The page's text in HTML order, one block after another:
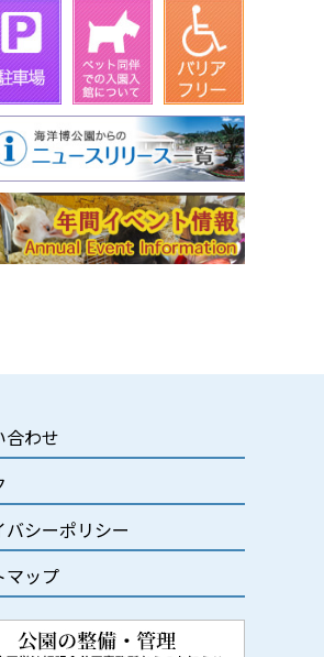
合わせ
バシーポリシー
マップ